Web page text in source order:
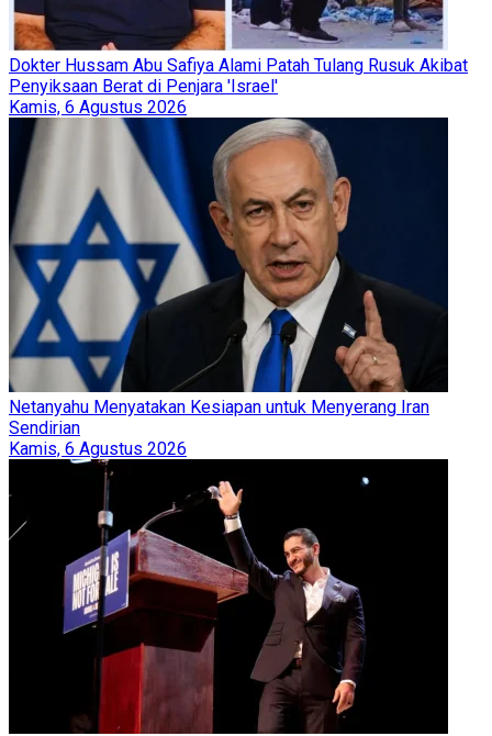
Dokter Hussam Abu Safiya Alami Patah Tulang Rusuk Akibat
Penyiksaan Berat di Penjara 'Israel'
Kamis, 6 Agustus 2026
Netanyahu Menyatakan Kesiapan untuk Menyerang Iran
Sendirian
Kamis, 6 Agustus 2026